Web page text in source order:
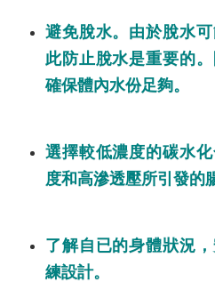
避免脫水。由於脫水
此防止脫水是重要的
確保體內水份足夠。
選擇較低濃度的碳水
度和高滲透壓所引發的
了解自已的身體狀況
練設計。